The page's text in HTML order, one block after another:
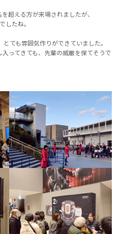
超える方が来場されましたが、
したね。
ても雰囲気作りができていました。
ってきても、先輩の威厳を保てそうで